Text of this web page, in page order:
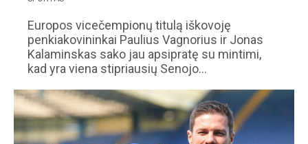
Europos vicečempionų titulą iškovoję
penkiakovininkai Paulius Vagnorius ir Jonas
Kalaminskas sako jau apsipratę su mintimi,
kad yra viena stipriausių Senojo…